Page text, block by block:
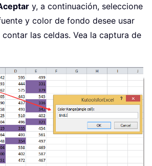
y, a continuación, seleccione
y color de fondo desee usar
las celdas. Vea la captura de